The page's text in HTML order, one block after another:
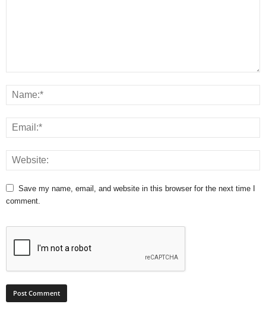
Save my name, email, and website in this browser for the next time I
comment.